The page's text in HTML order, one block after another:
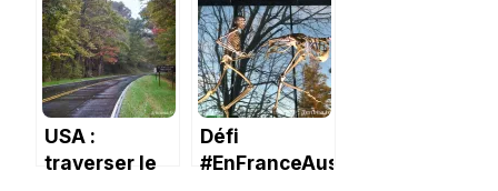
USA :
traverser le
Défi
#EnFranceAussi